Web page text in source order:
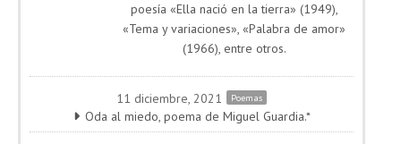
poesía «Ella nació en la tierra» (1949),
«Tema y variaciones», «Palabra de amor»
(1966), entre otros.
11 diciembre, 2021 Poemas
Oda al miedo, poema de Miguel Guardia.*